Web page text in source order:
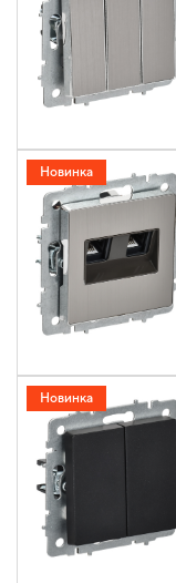
Новинка
Новинка